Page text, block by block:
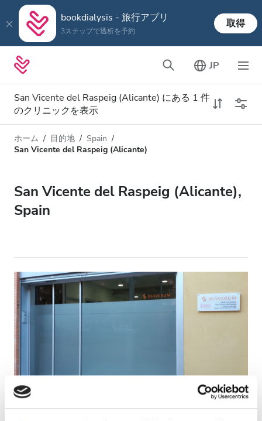
bookdialysis - 旅行アプリ
3ステップで透析を予約
取得
JP
San Vicente del Raspeig (Alicante) にある 1 件
のクリニックを表示
透析タイプ
透析 HD
対応
HIV患者
B型肝炎患者
距離
評価
価格
ホーム 目的地
Spain
San Vicente del Raspeig (Alicante)
San Vicente del Raspeig (Alicante),
Spain
Diaverum San Vicente
優秀
1 件のレビュー
9.6